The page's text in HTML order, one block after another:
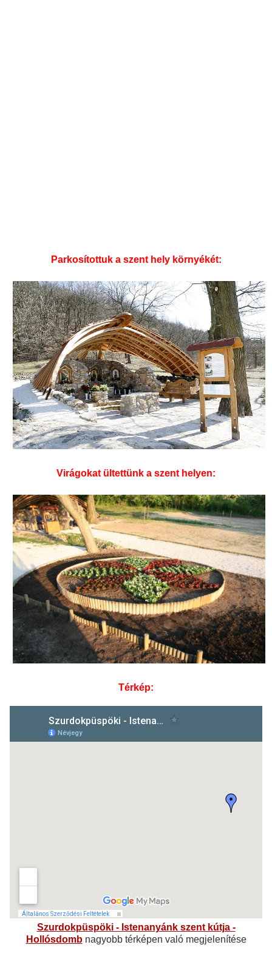
Parkosítottuk a szent hely környékét:
Virágokat ültettünk a szent helyen:
Térkép:
Szurdokpüspöki - Istenanyánk szent kútja -
Hollósdombnagyobb térképen való megjelenítése